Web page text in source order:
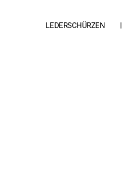
LEDERSCHÜRZEN